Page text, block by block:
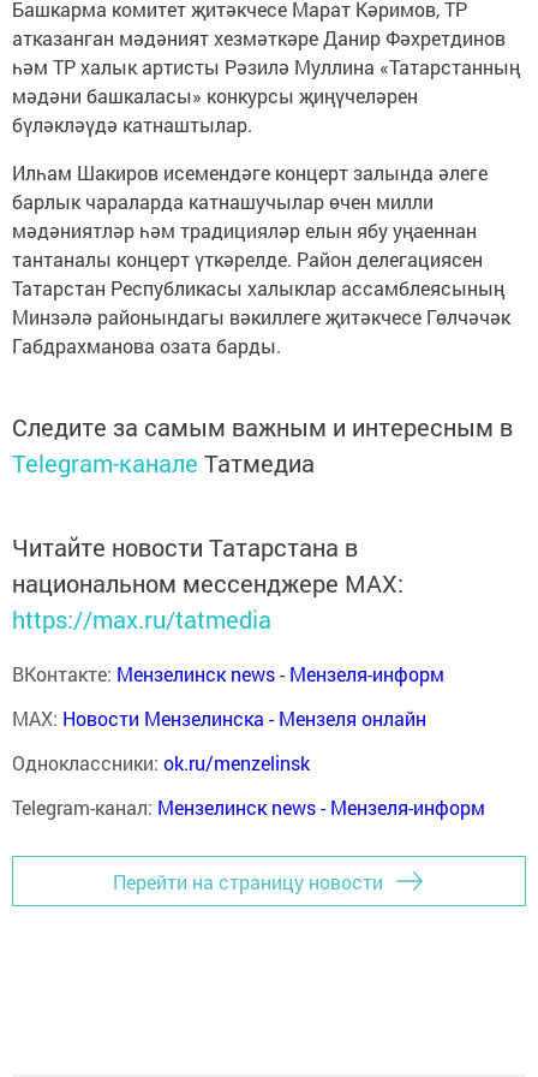
Башкарма комитет җитәкчесе Марат Кәримов, ТР
атказанган мәдәният хезмәткәре Данир Фәхретдинов
һәм ТР халык артисты Рәзилә Муллина «Татарстанның
мәдәни башкаласы» конкурсы җиңүчеләрен
бүләкләүдә катнаштылар.
Илһам Шакиров исемендәге концерт залында әлеге
барлык чараларда катнашучылар өчен милли
мәдәниятләр һәм традицияләр елын ябу уңаеннан
тантаналы концерт үткәрелде. Район делегациясен
Татарстан Республикасы халыклар ассамблеясының
Минзәлә районындагы вәкиллеге җитәкчесе Гөлчәчәк
Габдрахманова озата барды.
Следите за самым важным и интересным в
Telegram-канале Татмедиа
Читайте новости Татарстана в
национальном мессенджере MАХ:
https://max.ru/tatmedia
ВКонтакте: Мензелинск news - Мензеля-информ
MAX: Новости Мензелинска - Мензеля онлайн
Одноклассники: ok.ru/menzelinsk
Telegram-канал: Мензелинск news - Мензеля-информ
Перейти на страницу новости